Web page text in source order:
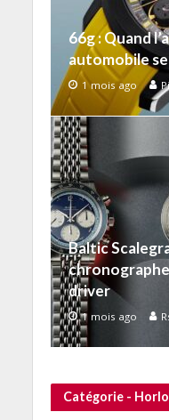
66g : Quand
automobile se
1 mois ago
Baltic
driver
1 mois ago
Catégorie -